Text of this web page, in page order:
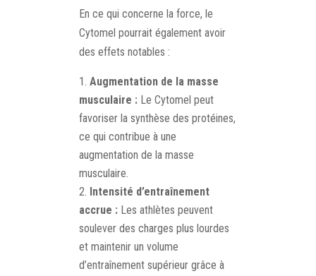
En ce qui concerne la force, le
Cytomel pourrait également avoir
des effets notables :
Augmentation de la masse
musculaire : Le Cytomel peut
favoriser la synthèse des protéines,
ce qui contribue à une
augmentation de la masse
musculaire.
Intensité d’entraînement
accrue : Les athlètes peuvent
soulever des charges plus lourdes
et maintenir un volume
d’entraînement supérieur grâce à